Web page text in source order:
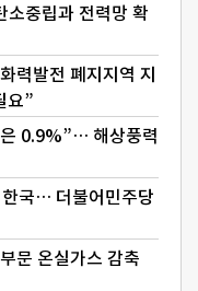
소중립과 전력망 확
력발전 폐지지역 지
요”
0.9%”… 해상풍력
한국… 더불어민주당
문 온실가스 감축